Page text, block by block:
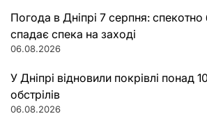
Погода в Дніпрі 7 серпня: спекотно
спадає спека на заході
06.08.2026
У Дніпрі відновили покрівлі понад
обстрілів
06.08.2026